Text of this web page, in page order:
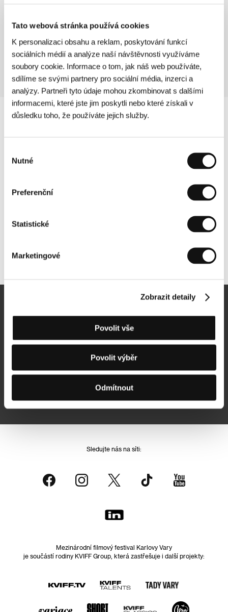
Tato webová stránka používá cookies
K personalizaci obsahu a reklam, poskytování funkcí
sociálních médií a analýze naší návštěvnosti využíváme
soubory cookie. Informace o tom, jak náš web používáte,
sdílíme se svými partnery pro sociální média, inzerci a
analýzy. Partneři tyto údaje mohou zkombinovat s dalšími
informacemi, které jste jim poskytli nebo které získali v
důsledku toho, že používáte jejich služby.
souhlasu
Nutné
Preferenční
Statistické
Marketingové
Zobrazit detaily
Povolit vše
Povolit výběr
Odmítnout
(Nassereddin shan actor-e cinema)
Režie: Mohsen Makhmalbaf / Írán, 1992, 0 min
Sekce:
Soutěžní sekce
Newsletter
Přihlásit se k odběru
Přihlášením souhlasím sezpracováním osobních údajů
Sledujte nás na síti:
Mezinárodní filmový festival Karlovy Vary
je součástí rodiny KVIFF Group, která zastřešuje i další projekty: